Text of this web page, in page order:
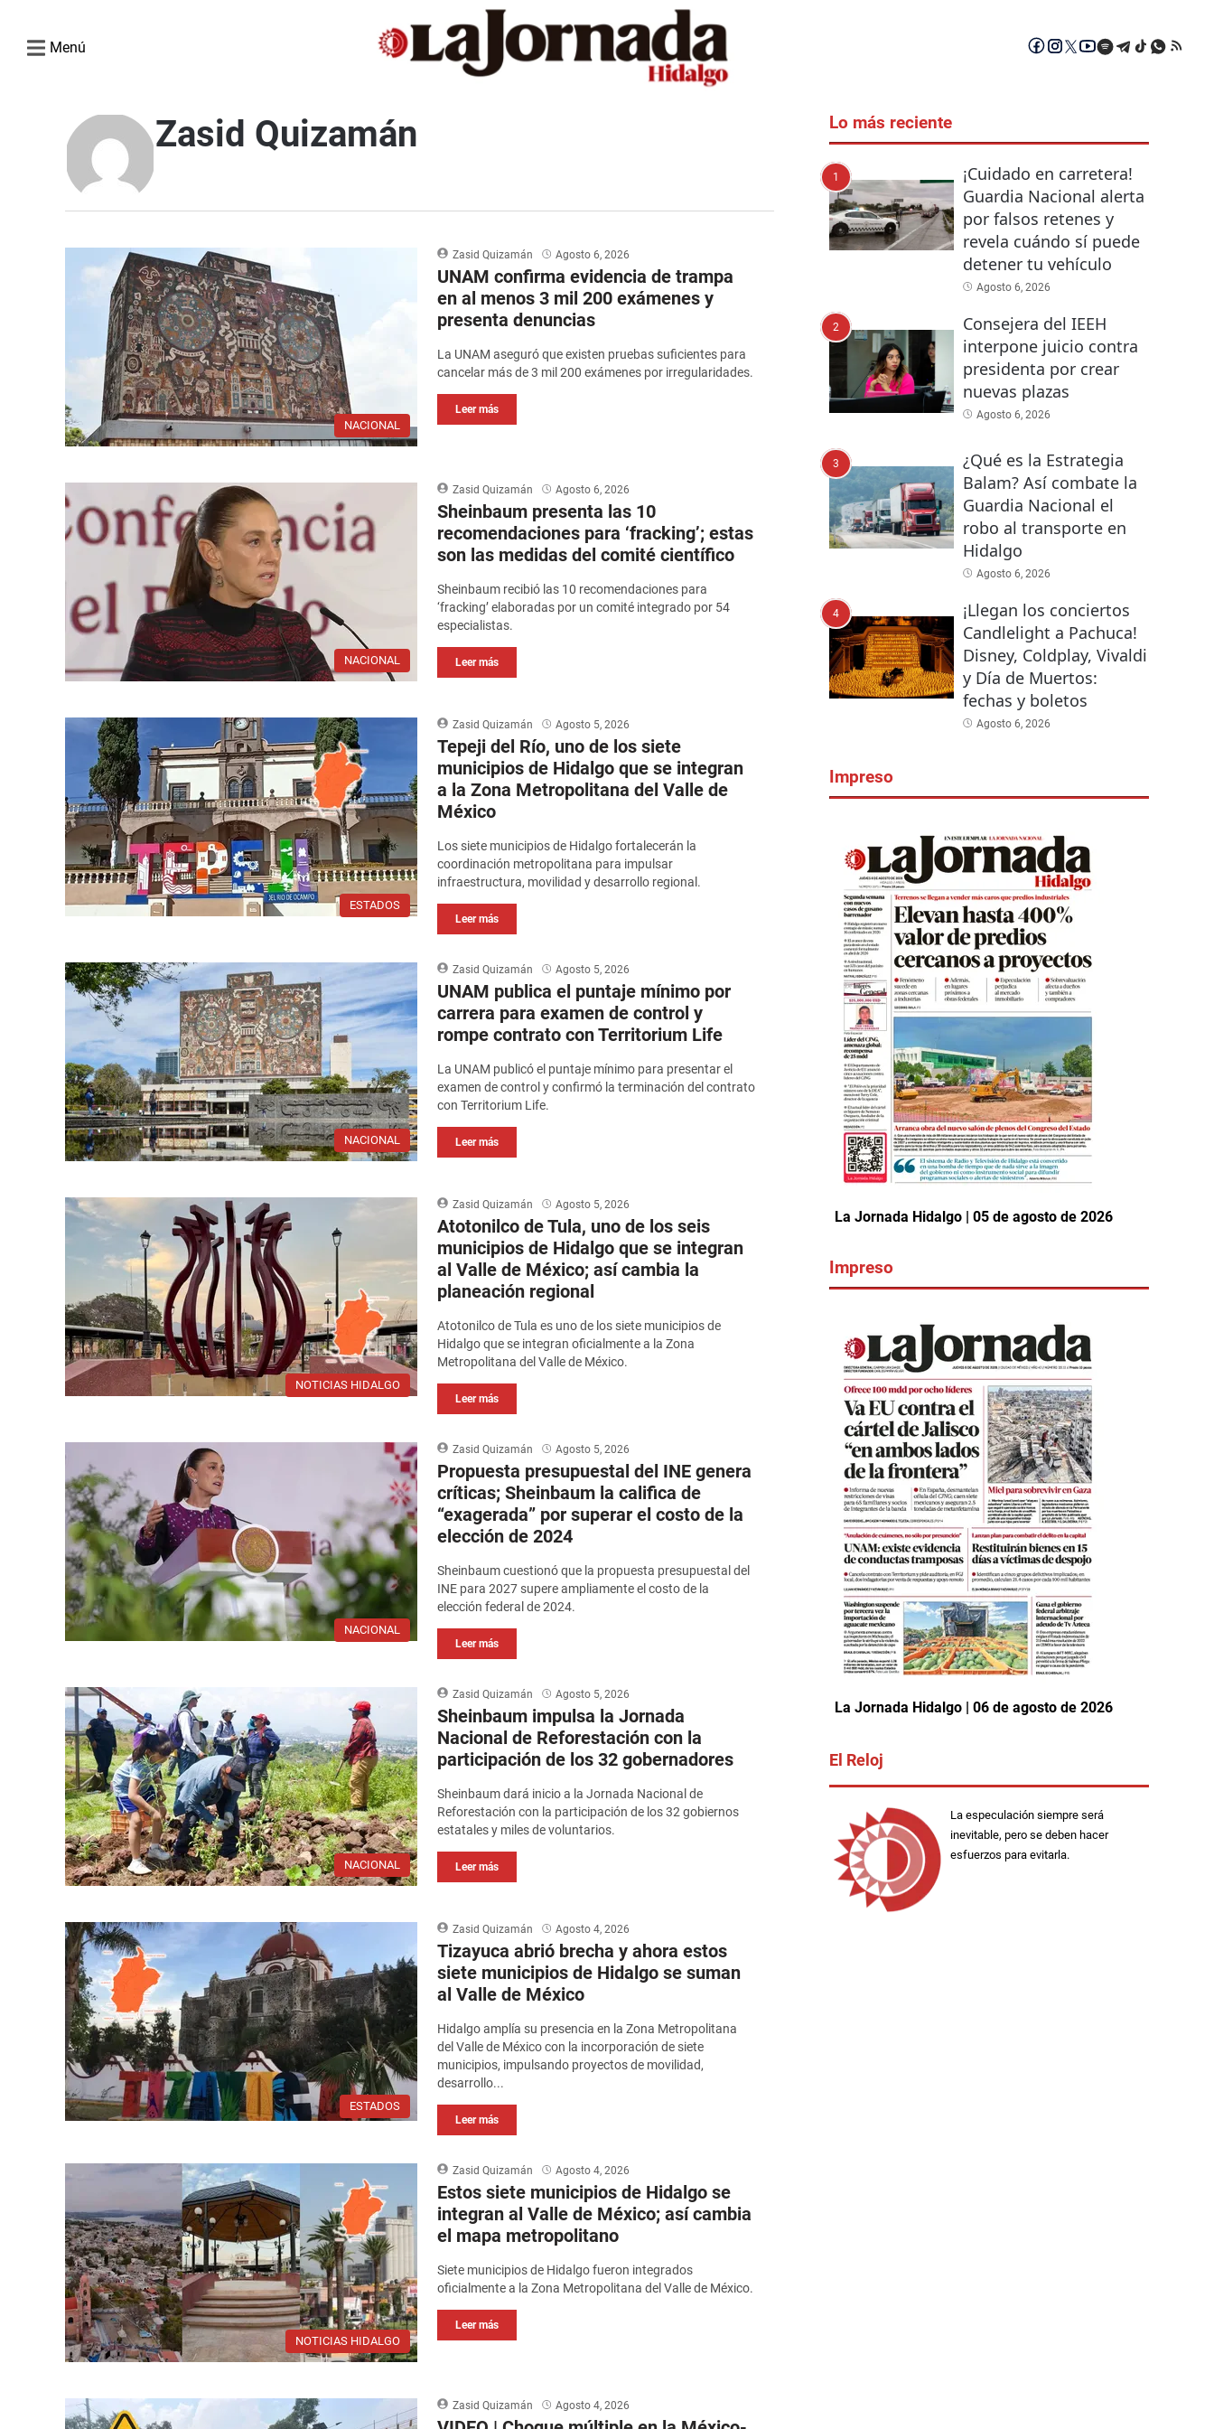
Menú
Zasid Quizamán
NACIONAL
Zasid Quizamán Agosto 6, 2026
UNAM confirma evidencia de trampa
en al menos 3 mil 200 exámenes y
presenta denuncias
La UNAM aseguró que existen pruebas suficientes para
cancelar más de 3 mil 200 exámenes por irregularidades.
Leer más
NACIONAL
Zasid Quizamán Agosto 6, 2026
Sheinbaum presenta las 10
recomendaciones para ‘fracking’; estas
son las medidas del comité científico
Sheinbaum recibió las 10 recomendaciones para
‘fracking’ elaboradas por un comité integrado por 54
especialistas.
Leer más
ESTADOS
Zasid Quizamán Agosto 5, 2026
Tepeji del Río, uno de los siete
municipios de Hidalgo que se integran
a la Zona Metropolitana del Valle de
México
Los siete municipios de Hidalgo fortalecerán la
coordinación metropolitana para impulsar
infraestructura, movilidad y desarrollo regional.
Leer más
NACIONAL
Zasid Quizamán Agosto 5, 2026
UNAM publica el puntaje mínimo por
carrera para examen de control y
rompe contrato con Territorium Life
La UNAM publicó el puntaje mínimo para presentar el
examen de control y confirmó la terminación del contrato
con Territorium Life.
Leer más
NOTICIAS HIDALGO
Zasid Quizamán Agosto 5, 2026
Atotonilco de Tula, uno de los seis
municipios de Hidalgo que se integran
al Valle de México; así cambia la
planeación regional
Atotonilco de Tula es uno de los siete municipios de
Hidalgo que se integran oficialmente a la Zona
Metropolitana del Valle de México.
Leer más
NACIONAL
Zasid Quizamán Agosto 5, 2026
Propuesta presupuestal del INE genera
críticas; Sheinbaum la califica de
“exagerada” por superar el costo de la
elección de 2024
Sheinbaum cuestionó que la propuesta presupuestal del
INE para 2027 supere ampliamente el costo de la
elección federal de 2024.
Leer más
NACIONAL
Zasid Quizamán Agosto 5, 2026
Sheinbaum impulsa la Jornada
Nacional de Reforestación con la
participación de los 32 gobernadores
Sheinbaum dará inicio a la Jornada Nacional de
Reforestación con la participación de los 32 gobiernos
estatales y miles de voluntarios.
Leer más
ESTADOS
Zasid Quizamán Agosto 4, 2026
Tizayuca abrió brecha y ahora estos
siete municipios de Hidalgo se suman
al Valle de México
Hidalgo amplía su presencia en la Zona Metropolitana
del Valle de México con la incorporación de siete
municipios, impulsando proyectos de movilidad,
desarrollo...
Leer más
NOTICIAS HIDALGO
Zasid Quizamán Agosto 4, 2026
Estos siete municipios de Hidalgo se
integran al Valle de México; así cambia
el mapa metropolitano
Siete municipios de Hidalgo fueron integrados
oficialmente a la Zona Metropolitana del Valle de México.
Leer más
Zasid Quizamán Agosto 4, 2026
Lo más reciente
1
¡Cuidado en carretera!
Guardia Nacional alerta
por falsos retenes y
revela cuándo sí puede
detener tu vehículo
Agosto 6, 2026
2
Consejera del IEEH
interpone juicio contra
presidenta por crear
nuevas plazas
Agosto 6, 2026
3
¿Qué es la Estrategia
Balam? Así combate la
Guardia Nacional el
robo al transporte en
Hidalgo
Agosto 6, 2026
4
¡Llegan los conciertos
Candlelight a Pachuca!
Disney, Coldplay, Vivaldi
y Día de Muertos:
fechas y boletos
Agosto 6, 2026
Impreso
La Jornada Hidalgo | 05 de agosto de 2026
Impreso
La Jornada Hidalgo | 06 de agosto de 2026
El Reloj
La especulación siempre será
inevitable, pero se deben hacer
esfuerzos para evitarla.